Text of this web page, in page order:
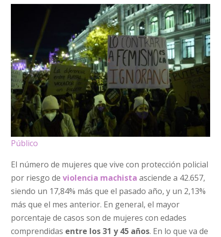
Público
El número de mujeres que vive con protección policial
por riesgo deviolencia machista asciende a 42.657,
siendo un 17,84% más que el pasado año, y un 2,13%
más que el mes anterior. En general, el mayor
porcentaje de casos son de mujeres con edades
comprendidas entre los 31 y 45 años. En lo que va de